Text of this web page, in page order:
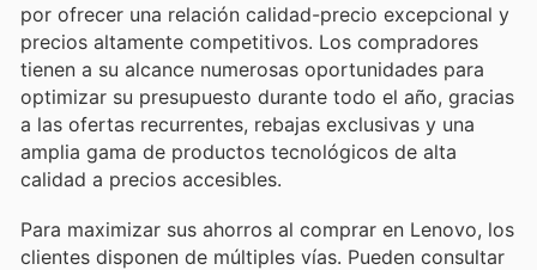
por ofrecer una relación calidad-precio excepcional y
precios altamente competitivos. Los compradores
tienen a su alcance numerosas oportunidades para
optimizar su presupuesto durante todo el año, gracias
a las ofertas recurrentes, rebajas exclusivas y una
amplia gama de productos tecnológicos de alta
calidad a precios accesibles.
Para maximizar sus ahorros al comprar en Lenovo, los
clientes disponen de múltiples vías. Pueden consultar